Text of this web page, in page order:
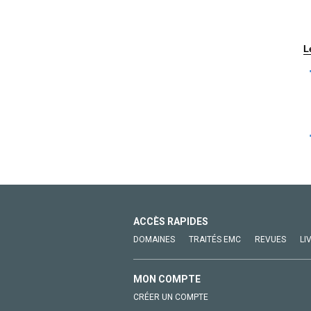
ACCÈS RAPIDES
DOMAINES TRAITÉS EMC REVUES
MON COMPTE
CRÉER UN COMPTE